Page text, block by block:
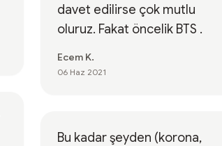
davet edilirse çok mutlu
oluruz. Fakat öncelik BTS .
Ecem K.
06 Haz 2021
Bu kadar şeyden (korona,